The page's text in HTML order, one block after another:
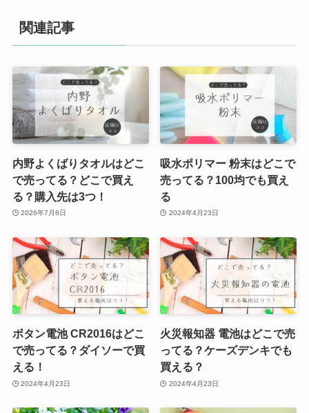
関連記事
内野よくばりタオルはどこ
で売ってる？どこで買え
る？購入先は3つ！
2026年7月8日
吸水ポリマー 粉末はどこで
売ってる？100均でも買え
る
2024年4月23日
ボタン電池 CR2016はどこ
で売ってる？ダイソーで買
える！
2024年4月23日
火災報知器 電池はどこで売
ってる？ケーズデンキでも
買える？
2024年4月23日